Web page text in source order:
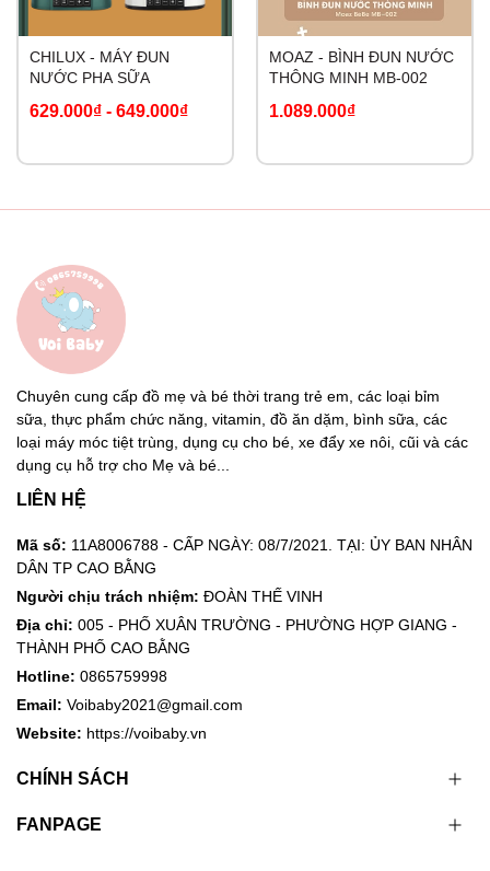
CHILUX - MÁY ĐUN
NƯỚC PHA SỮA
629.000₫ - 649.000₫
MOAZ - BÌNH ĐUN NƯỚC
THÔNG MINH MB-002
1.089.000₫
Chuyên cung cấp đồ mẹ và bé thời trang trẻ em, các loại bỉm
sữa, thực phẩm chức năng, vitamin, đồ ăn dặm, bình sữa, các
loại máy móc tiệt trùng, dụng cụ cho bé, xe đẩy xe nôi, cũi và các
dụng cụ hỗ trợ cho Mẹ và bé...
LIÊN HỆ
Mã số: 11A8006788 - CẤP NGÀY: 08/7/2021. TẠI: ỦY BAN NHÂN
DÂN TP CAO BẰNG
Người chịu trách nhiệm: ĐOÀN THẾ VINH
Địa chỉ: 005 - PHỐ XUÂN TRƯỜNG - PHƯỜNG HỢP GIANG -
THÀNH PHỐ CAO BẰNG
Hotline: 0865759998
Email: Voibaby2021@gmail.com
Website: https://voibaby.vn
CHÍNH SÁCH
FANPAGE